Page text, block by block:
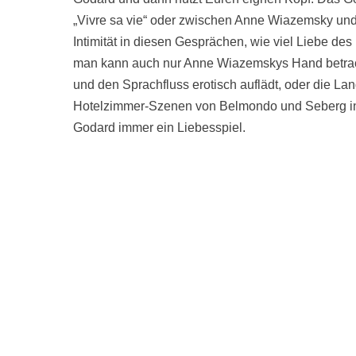
„Vivre sa vie“ oder zwischen Anne Wiazemsky
Intimität in diesen Gesprächen, wie viel Liebe
man kann auch nur Anne Wiazemskys Hand
und den Sprachfluss erotisch auflädt, oder die
Hotelzimmer-Szenen von Belmondo und Seberg
Godard immer ein Liebesspiel.